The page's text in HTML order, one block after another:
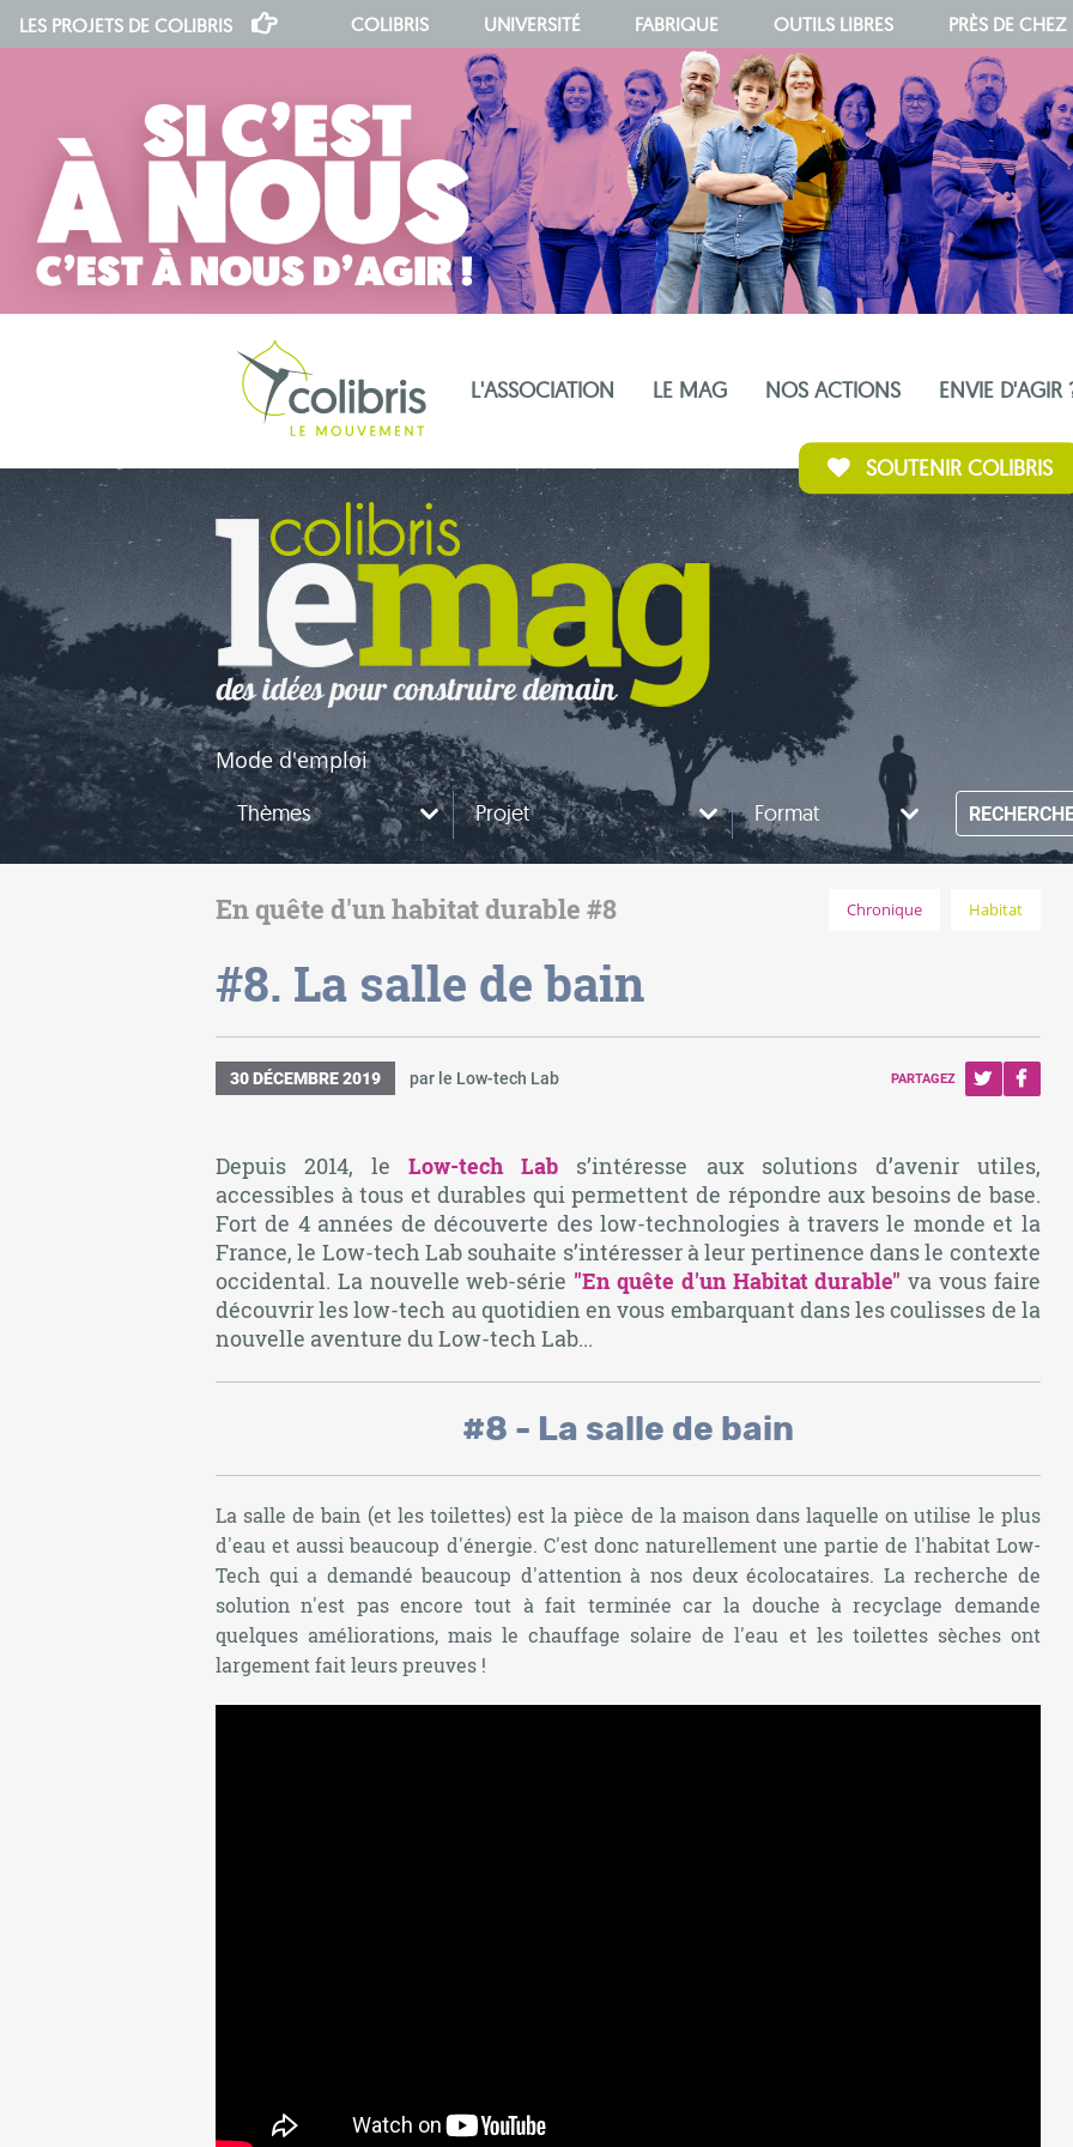
LES PROJETS DE COLIBRIS COLIBRIS UNIVERSITÉ FABRIQUE OUTILS LIBRES PRÈS DE
L'ASSOCIATION LE MAG NOS ACTIONS ENVIE D'AGIR
indépendance
SOUTENIR COLIBRIS
Mode d'emploi
Thèmes Projet Format
En quête d'un habitat durable #8 Chronique Habitat
#8. La salle de bain
30 DÉCEMBRE 2019 par le Low-tech Lab PARTAGEZ
Depuis 2014, leLow-tech Lab s’intéresse aux solutions d’avenir utiles,
accessibles à tous et durables qui permettent de répondre aux besoins de base.
Fort de 4 années de découverte des low-technologies à travers le monde et la
France, le Low-tech Lab souhaite s’intéresser à leur pertinence dans le contexte
occidental. La nouvelle web-série "En quête d'un Habitat durable" va vous faire
découvrir les low-tech au quotidien en vous embarquant dans les coulisses de la
nouvelle aventure du Low-tech Lab...
#8 - La salle de bain
La salle de bain (et les toilettes) est la pièce de la maison dans laquelle on utilise le plus
d'eau et aussi beaucoup d'énergie. C'est donc naturellement une partie de l'habitat Low-
Tech qui a demandé beaucoup d'attention à nos deux écolocataires. La recherche de
solution n'est pas encore tout à fait terminée car la douche à recyclage demande
quelques améliorations, mais le chauffage solaire de l'eau et les toilettes sèches ont
largement fait leurs preuves !